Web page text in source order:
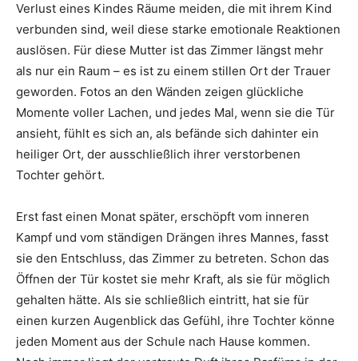
Verlust eines Kindes Räume meiden, die mit ihrem Kind
verbunden sind, weil diese starke emotionale Reaktionen
auslösen. Für diese Mutter ist das Zimmer längst mehr
als nur ein Raum – es ist zu einem stillen Ort der Trauer
geworden. Fotos an den Wänden zeigen glückliche
Momente voller Lachen, und jedes Mal, wenn sie die Tür
ansieht, fühlt es sich an, als befände sich dahinter ein
heiliger Ort, der ausschließlich ihrer verstorbenen
Tochter gehört.
Erst fast einen Monat später, erschöpft vom inneren
Kampf und vom ständigen Drängen ihres Mannes, fasst
sie den Entschluss, das Zimmer zu betreten. Schon das
Öffnen der Tür kostet sie mehr Kraft, als sie für möglich
gehalten hätte. Als sie schließlich eintritt, hat sie für
einen kurzen Augenblick das Gefühl, ihre Tochter könne
jeden Moment aus der Schule nach Hause kommen.